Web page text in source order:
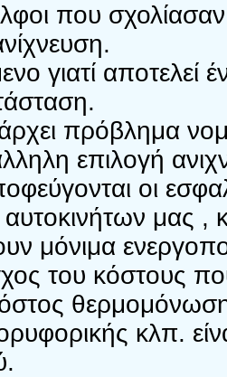
που
γιατί
πρόβλημα
επιλογή
οι
μας ,
μόνιμα
του κόστους
κλπ.